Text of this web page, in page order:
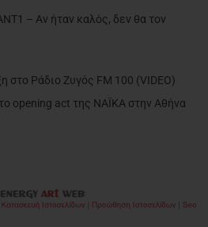
– Αν ήταν καλός, δεν θα τον
στο Ράδιο Ζυγός FM 100 (VIDEO)
opening act της NAÏKA στην Αθήνα